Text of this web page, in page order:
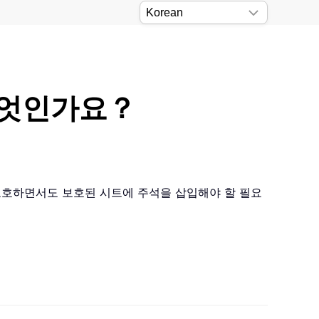
인가요？
하면서도 보호된 시트에 주석을 삽입해야 할 필요